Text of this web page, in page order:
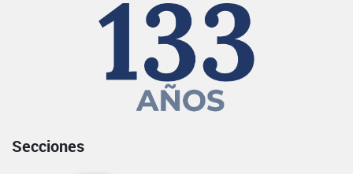
Secciones